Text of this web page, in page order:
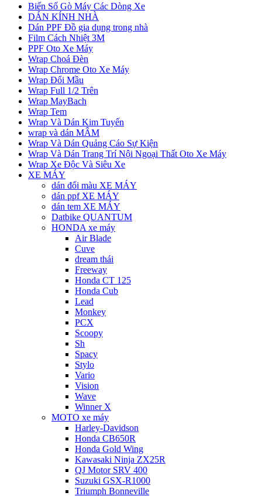
Biển Số Gò Máy Các Dòng Xe
DÁN KÍNH NHÀ
Dán PPF Đồ gia dụng trong nhà
Film Cách Nhiệt 3M
PPF Oto Xe Máy
Wrap Choá Đèn
Wrap Chrome Oto Xe Máy
Wrap Đổi Mầu
Wrap Full 1/2 Trên
Wrap MayBach
Wrap Tem
Wrap Và Dán Kim Tuyến
wrap và dán MÂM
Wrap Và Dán Quảng Cáo Sự Kiện
Wrap Và Dán Trang Trí Nội Ngoại Thất Oto Xe Máy
Wrap Xe Độc Và Siêu Xe
XE MÁY
dán đổi màu XE MÁY
dán ppf XE MÁY
dán tem XE MÁY
Datbike QUANTUM
HONDA xe máy
Air Blade
Cuve
dream thái
Freeway
Honda CT 125
Honda Cub
Lead
Monkey
PCX
Scoopy
Sh
Spacy
Stylo
Vario
Vision
Wave
Winner X
MOTO xe máy
Harley-Davidson
Honda CB650R
Honda Gold Wing
Kawasaki Ninja ZX25R
QJ Motor SRV 400
Suzuki GSX-R1000
Triumph Bonneville